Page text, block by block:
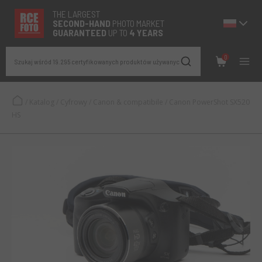
THE LARGEST
SECOND-HAND PHOTO MARKET
GUARANTEED UP TO 4 YEARS
Szukaj wśród 19.295 certyfikowanych produktów używanych
0